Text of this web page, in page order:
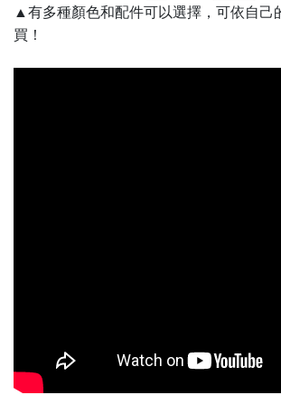
▲有多種顏色和配件可以選擇，可依自己
買！